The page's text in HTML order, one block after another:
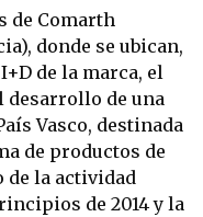
de Comarth
donde se ubican,
de la marca, el
desarrollo de una
Vasco, destinada
de productos de
la actividad
de 2014 y la